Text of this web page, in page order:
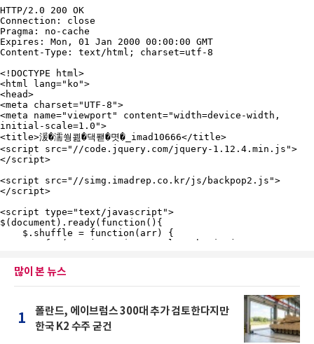
많이 본 뉴스
1
폴란드, 에이브럼스 300대 추가 검토한다지만
한국 K2 수주 굳건